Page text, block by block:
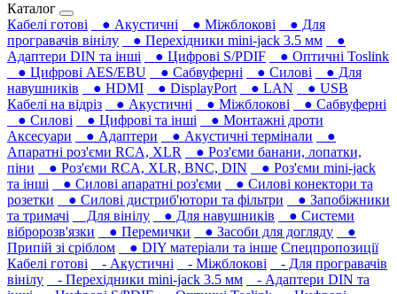
Каталог
Кабелі готові
● Акустичні ● Міжблокові
● Для
програвачів вінілу
● Перехідники mini-jack 3.5 мм
●
Адаптери DIN та інші
● Цифрові S/PDIF
● Оптичні Toslink
● Цифрові AES/EBU
● Сабвуферні ● Силові
● Для
навушників‎
● HDMI ● DisplayPort ● LAN
● USB
Кабелі на відріз
● Акустичні ● Міжблокові
● Сабвуферні
● Силові
● Цифрові та інші
● Монтажні дроти
Аксесуари
● Адаптери ● Акустичні термінали
●
Апаратні роз'єми RCA, XLR
● Роз'єми банани, лопатки,
піни
● Роз'єми RCA, XLR, BNC, DIN
● Роз'єми mini-jack
та інші
● Силові апаратні роз'єми
● Силові конектори та
розетки
● Силові дистриб'ютори та фільтри
● Запобіжники
та тримачі
Для вінілу ● Для навушників‎
● Системи
вібророзв'язки
● Перемички ● Засоби для догляду
●
Припій зі сріблом
● DIY матеріали та інше Спецпропозиції
Кабелі готові
- Акустичні - Міжблокові
- Для програвачів
вінілу
- Перехідники mini-jack 3.5 мм
- Адаптери DIN та